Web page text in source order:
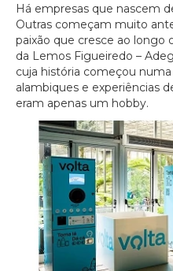
Há empresas que nascem
Outras começam muito
paixão que cresce ao longo
da Lemos Figueiredo –
cuja história começou
alambiques e experiências
eram apenas um hobby.